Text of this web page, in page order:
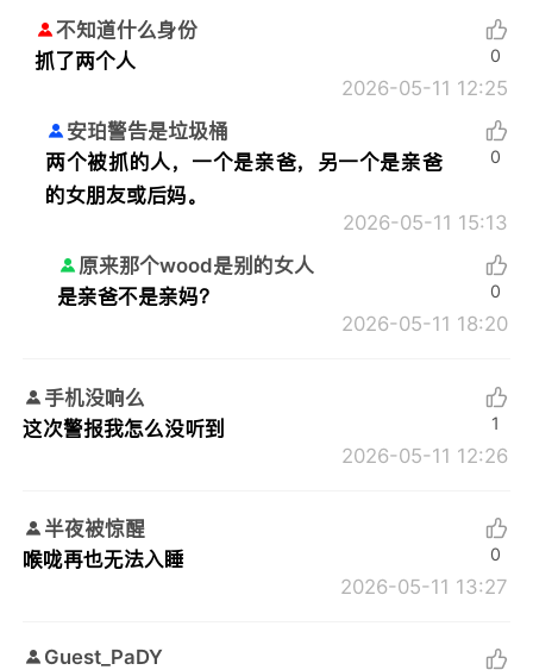
不知道什么身份
抓了两个人
2026-05-11 12:25
0
安珀警告是垃圾桶
两个被抓的人，一个是亲爸，另一个是亲爸
的女朋友或后妈。
2026-05-11 15:13
0
原来那个wood是别的女人
是亲爸不是亲妈？
2026-05-11 18:20
0
手机没响么
这次警报我怎么没听到
2026-05-11 12:26
1
半夜被惊醒
喉咙再也无法入睡
2026-05-11 13:27
0
Guest_PaDY